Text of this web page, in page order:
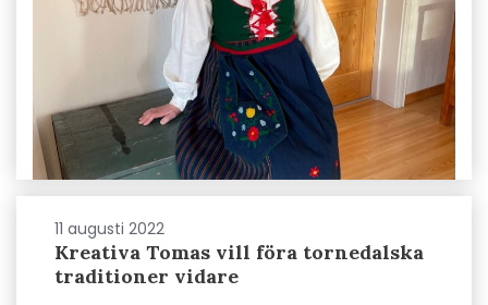
11 augusti 2022
Kreativa Tomas vill föra tornedalska
traditioner vidare